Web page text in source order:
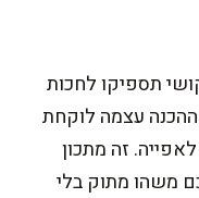
תספיקו לחכות
עצמה לוקחת
ועוד 15-20 דקות לאפייה. זה מתכון
משהו מתוק בלי